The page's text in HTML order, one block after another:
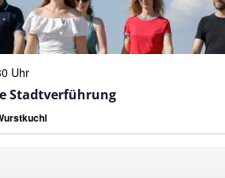
Uhr
Stadtverführung